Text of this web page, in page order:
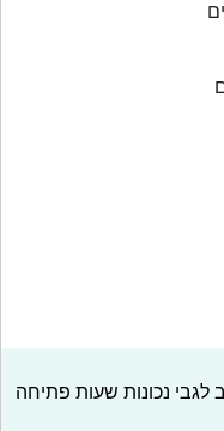
נכונות שעות פתיחה